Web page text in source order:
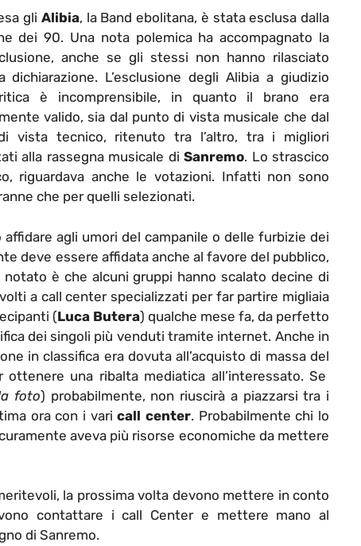
gli Alibia, la Band ebolitana, è stata esclusa dalla
dei 90. Una nota polemica ha accompagnato la
anche se gli stessi non hanno rilasciato
dichiarazione. L’esclusione degli Alibia a giudizio
è incomprensibile, in quanto il brano era
valido, sia dal punto di vista musicale che dal
vista tecnico, ritenuto tra l’altro, tra i migliori
alla rassegna musicale di Sanremo. Lo strascico
riguardava anche le votazioni. Infatti non sono
che per quelli selezionati.
agli umori del campanile o delle furbizie dei
deve essere affidata anche al favore del pubblico,
è che alcuni gruppi hanno scalato decine di
a call center specializzati per far partire migliaia
(Luca Butera) qualche mese fa, da perfetto
dei singoli più venduti tramite internet. Anche in
in classifica era dovuta all’acquisto di massa del
una ribalta mediatica all’interessato. Se
foto) probabilmente, non riuscirà a piazzarsi tra i
ora con i varicall center. Probabilmente chi lo
aveva più risorse economiche da mettere
la prossima volta devono mettere in conto
contattare i call Center e mettere mano al
di Sanremo.